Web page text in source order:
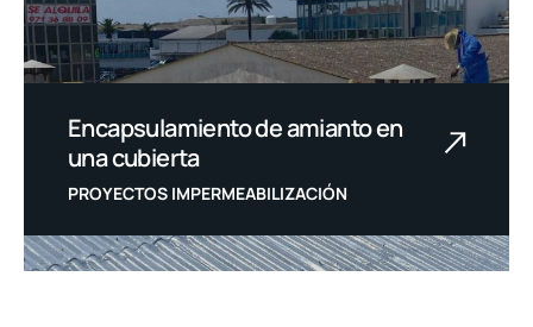
Encapsulamiento de amianto en
una cubierta
PROYECTOS IMPERMEABILIZACIÓN